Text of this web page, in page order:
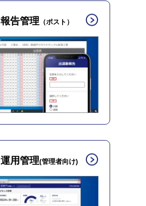
報告管理 （ポスト）
運用管理(管理者向け)